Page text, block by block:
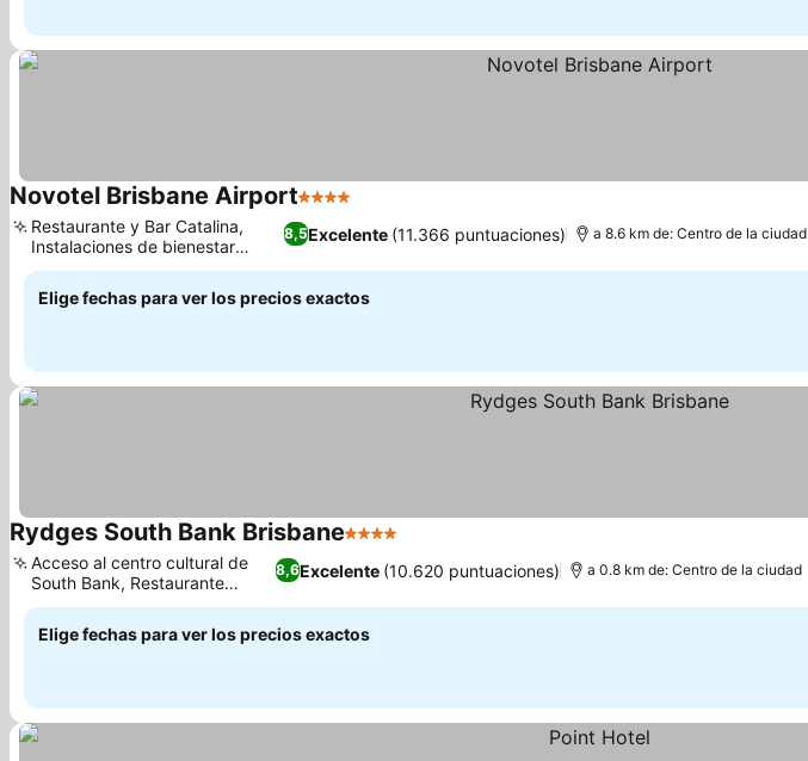
Novotel Brisbane Airport4 Estrellas
8,5Excelente (11.366 puntuaciones)
Restaurante y Bar Catalina,
Instalaciones de bienestar
dedicadas
a 8.6 km de: Centro de la ciudad
Elige fechas para ver los precios exactos
Rydges South Bank Brisbane4 Estrellas
8,6Excelente (10.620 puntuaciones)
Acceso al centro cultural de
South Bank, Restaurante
Bacchus
a 0.8 km de: Centro de la ciudad
Elige fechas para ver los precios exactos